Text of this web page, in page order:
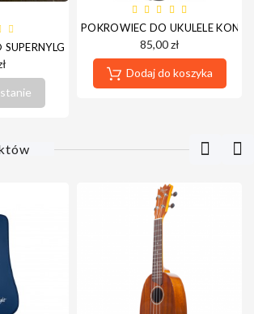
(UKULELE KONCERTOWE)
POKROWIEC DO UKULELE
85,00 zł
Dodaj do koszyka